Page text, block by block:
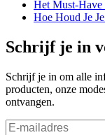
Het Must-Have
Hoe Houd Je
Schrijf je in
Schrijf je in om alle
producten, onze
ontvangen.